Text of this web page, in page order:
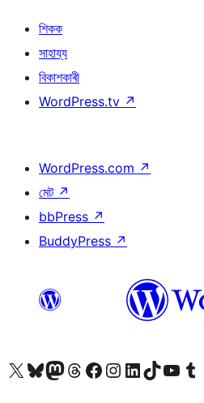
শিকক
সাহায্য
বিকাশকাৰী
WordPress.tv ↗
WordPress.com ↗
মেট ↗
bbPress ↗
BuddyPress ↗
আমাৰ X (আগৰ Twitter) একাউণ্টলৈ যাওকআমাৰ Bluesky একাউণ্টলৈ যাওকআমাৰ Mastodon একাউণ্টলৈ যাওকআমাৰ Threads একাউণ্টলৈ যাওকআমাৰ Facebook পৃষ্ঠালৈ যাওকআমাৰ Instagram একাউণ্টলৈ যাওকআমাৰ LinkedIn একাউণ্টলৈ যাওকআমাৰ TikTok একাউণ্টলৈ যাওকআমাৰ YouTube চেনেললৈ যাওকআমাৰ Tumblr একাউণ্টলৈ যাওক